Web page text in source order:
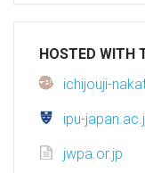
HOSTED WITH
ichijouji-
ipu-
jwpa.or.jp